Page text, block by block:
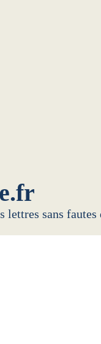
lettres sans